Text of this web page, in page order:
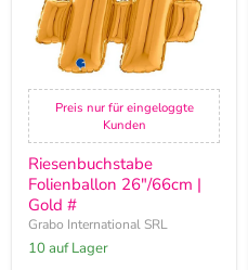
Preis nur für eingeloggte
Kunden
Riesenbuchstabe
Folienballon 26"/66cm |
Gold #
Grabo International SRL
10 auf Lager